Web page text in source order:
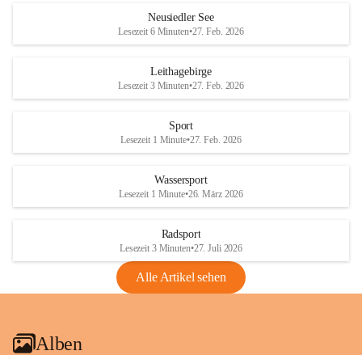
S
und den daraus folgenden wirtschaftlichen
Maßnahmen zur Bekämpfung
Rebe und der Amerikanischen
Anhang VBl. EU Nr. 18
1 Seite•1,4 MB
VBl. EU Nr. 18_2026
r
S
Neusiedler See
Lesezeit 6 Minuten•27. Feb. 2026
Leithagebirge
Lesezeit 3 Minuten•27. Feb. 2026
Sport
Lesezeit 1 Minute•27. Feb. 2026
Wassersport
Lesezeit 1 Minute•26. März 2026
Radsport
Lesezeit 3 Minuten•27. Juli 2026
Alle Artikel sehen
Alben